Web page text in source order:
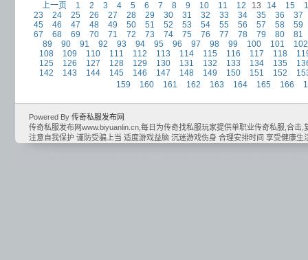
上一页 1 2 3 4 5 6 7 8 9 10 11 12 13 14 15
23
24 25 26 27 28 29 30 31 32 33 34 35 36
37
45
46 47 48 49 50 51 52 53 54 55 56 57 58
59
67
68 69 70 71 72 73 74 75 76 77 78 79 80
81
89
90 91 92 93 94 95 96 97 98 99 100 101
102
108
109 110 111 112 113 114 115 116 117 118
125
126 127 128 129 130 131 132 133 134 135
142
143 144 145 146 147 148 149 150 151 152
159
160 161 162 163 164 165 166
Powered By 传奇私服发布网
传奇私服发布网www.biyuanlin.cn,每日为传奇找私服玩家提供单职业传奇私服,合
注意自我保护 谨防受骗上当 适度游戏益脑 沉迷游戏伤身 合理安排时间 享受健康生